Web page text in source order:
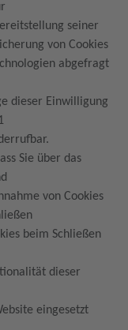
seiner
von Cookies
abgefragt
dieser Einwilligung
Sie über das
von Cookies
beim Schließen
dieser
eingesetzt